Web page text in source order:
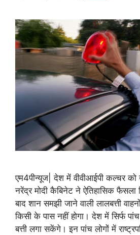
एम4पीन्यूज| देश में वीवीआईपी कल्चर
नरेंद्र मोदी कैबिनेट ने ऐतिहासिक
बाद शान समझी जाने वाली लालबत्ती
किसी के पास नहीं होगा। देश में सिर्फ
बत्ती लगा सकेंगे। इन पांच लोगों में